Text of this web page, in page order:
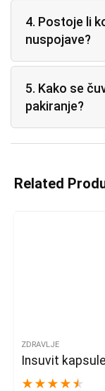
4. Postoje li
nuspojave?
5. Kako se
pakiranje?
Related
ZDRAVLJE
Insuvit kapsule
★ ★ ★ ★ ★